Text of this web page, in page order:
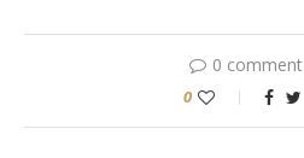
0 comment
0